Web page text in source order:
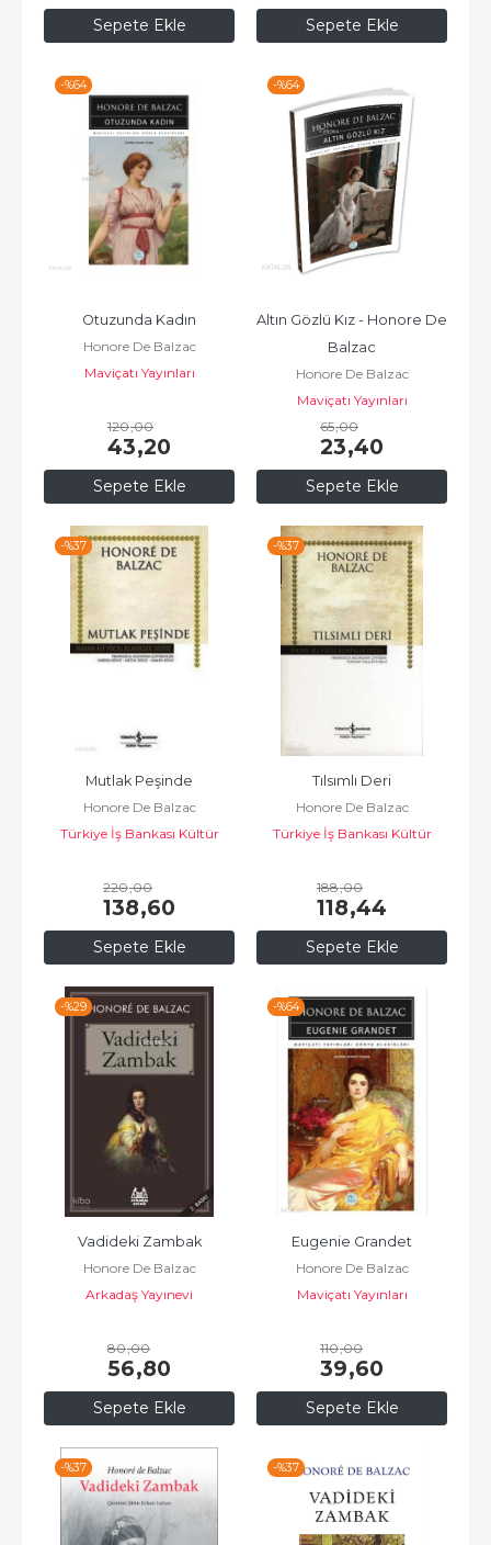
Sepete Ekle Sepete Ekle
-%64
Sepete Ekle
Otuzunda Kadın
Honore De Balzac
Maviçatı Yayınları
120,00
43,20
-%64
Sepete Ekle
Altın Gözlü Kız - Honore De
Balzac
Honore De Balzac
Maviçatı Yayınları
65,00
23,40
-%37
Sepete Ekle
Mutlak Peşinde
Honore De Balzac
Türkiye İş Bankası Kültür
220,00
138,60
-%37
Sepete Ekle
Tılsımlı Deri
Honore De Balzac
Türkiye İş Bankası Kültür
188,00
118,44
-%29
Sepete Ekle
Vadideki Zambak
Honore De Balzac
Arkadaş Yayınevi
80,00
56,80
-%64
Sepete Ekle
Eugenie Grandet
Honore De Balzac
Maviçatı Yayınları
110,00
39,60
-%37 -%37